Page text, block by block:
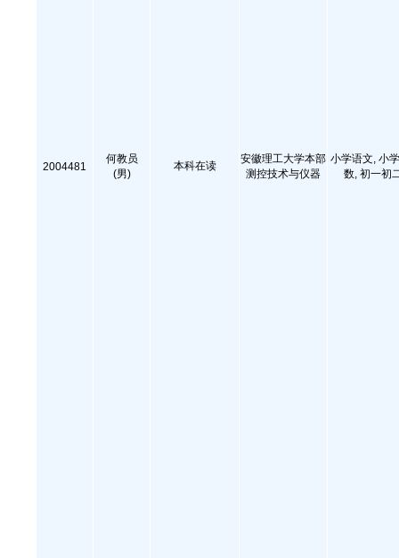
2004481
何教员
(男)
本科在读
安徽理工大学本部
测控技术与仪器
小学语文, 小
数, 初一初